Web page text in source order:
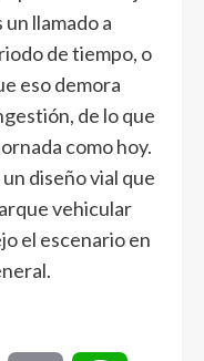
llamado a
de tiempo, o
eso demora
de lo que
como hoy.
diseño vial que
vehicular
el escenario en